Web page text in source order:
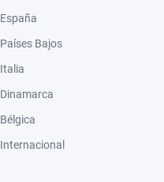
España
Países Bajos
Italia
Dinamarca
Bélgica
Internacional